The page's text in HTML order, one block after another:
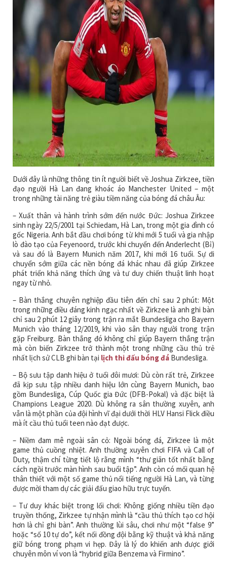
Dưới đây là những thông tin ít người biết về Joshua Zirkzee, tiền
đạo người Hà Lan đang khoác áo Manchester United – một
trong những tài năng trẻ giàu tiềm năng của bóng đá châu Âu:
– Xuất thân và hành trình sớm đến nước Đức: Joshua Zirkzee
sinh ngày 22/5/2001 tại Schiedam, Hà Lan, trong một gia đình có
gốc Nigeria. Anh bắt đầu chơi bóng từ khi mới 5 tuổi và gia nhập
lò đào tạo của Feyenoord, trước khi chuyển đến Anderlecht (Bỉ)
và sau đó là Bayern Munich năm 2017, khi mới 16 tuổi. Sự di
chuyển sớm giữa các nền bóng đá khác nhau đã giúp Zirkzee
phát triển khả năng thích ứng và tư duy chiến thuật linh hoạt
ngay từ nhỏ.
– Bàn thắng chuyên nghiệp đầu tiên đến chỉ sau 2 phút: Một
trong những điều đáng kinh ngạc nhất về Zirkzee là anh ghi bàn
chỉ sau 2 phút 12 giây trong trận ra mắt Bundesliga cho Bayern
Munich vào tháng 12/2019, khi vào sân thay người trong trận
gặp Freiburg. Bàn thắng đó không chỉ giúp Bayern thắng trận
mà còn biến Zirkzee trở thành một trong những cầu thủ trẻ
nhất lịch sử CLB ghi bàn tại lịch thi đấu bóng đá Bundesliga.
– Bộ sưu tập danh hiệu ở tuổi đôi mươi: Dù còn rất trẻ, Zirkzee
đã kịp sưu tập nhiều danh hiệu lớn cùng Bayern Munich, bao
gồm Bundesliga, Cúp Quốc gia Đức (DFB-Pokal) và đặc biệt là
Champions League 2020. Dù không ra sân thường xuyên, anh
vẫn là một phần của đội hình vĩ đại dưới thời HLV Hansi Flick điều
mà ít cầu thủ tuổi teen nào đạt được.
– Niềm đam mê ngoài sân cỏ: Ngoài bóng đá, Zirkzee là một
game thủ cuồng nhiệt. Anh thường xuyên chơi FIFA và Call of
Duty, thậm chí từng tiết lộ rằng mình “thư giãn tốt nhất bằng
cách ngồi trước màn hình sau buổi tập”. Anh còn có mối quan hệ
thân thiết với một số game thủ nổi tiếng người Hà Lan, và từng
được mời tham dự các giải đấu giao hữu trực tuyến.
– Tư duy khác biệt trong lối chơi: Không giống nhiều tiền đạo
truyền thống, Zirkzee tự nhận mình là “cầu thủ thích tạo cơ hội
hơn là chỉ ghi bàn”. Anh thường lùi sâu, chơi như một “false 9”
hoặc “số 10 tự do”, kết nối đồng đội bằng kỹ thuật và khả năng
giữ bóng trong phạm vi hẹp. Đây là lý do khiến anh được giới
chuyên môn ví von là “hybrid giữa Benzema và Firmino”.